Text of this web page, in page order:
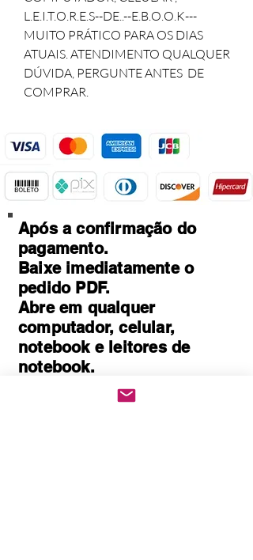
L.E.I.T.O.R.E.S--DE..--E.B.O.O.K---
MUITO PRÁTICO PARA OS DIAS
ATUAIS. ATENDIMENTO QUALQUER
DÚVIDA, PERGUNTE ANTES DE
COMPRAR.
Após a confirmação do
pagamento.
Baixe imediatamente o
pedido PDF.
Abre em qualquer
computador, celular,
notebook e leitores de
notebook.
Prático e rápido, pode ser